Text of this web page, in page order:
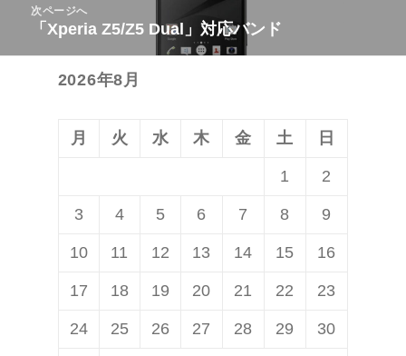
稿:
次ページへ
次
の
「Xperia Z5/Z5 Dual」対応バンド
2026年8月
月 火 水 木 金 土 日
1 2
3 4 5 6 7 8 9
10 11 12 13 14 15 16
17 18 19 20 21 22 23
24 25 26 27 28 29 30